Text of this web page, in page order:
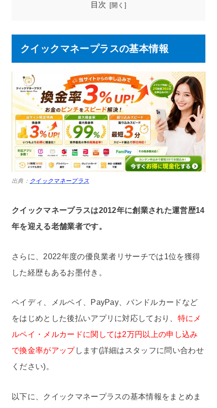
目次
クイックマネープラスの基本情報
出典： クイックマネープラス
クイックマネープラスは2012年に創業された運営歴14
年を迎える老舗業者です。
さらに、2022年度の優良業者リサーチでは1位を獲得
した経歴もあるお墨付き。
ペイディ、メルペイ、PayPay、バンドルカードなど
をはじめとした後払いアプリに対応しており、 特にメ
ルペイ・メルカードに関しては2万円以上の申し込み
で換金率がアップ します(詳細はスタッフに問い合わせ
ください)。
以下に、クイックマネープラスの基本情報をまとめま